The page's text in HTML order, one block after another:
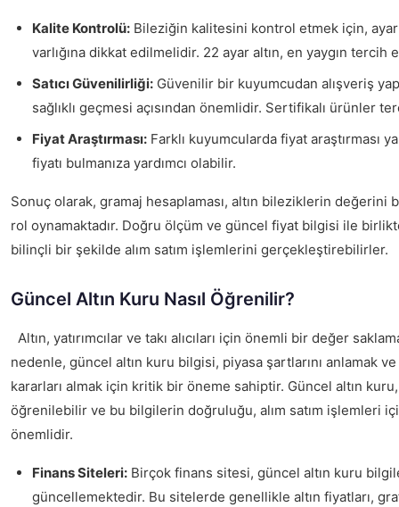
Kalite Kontrolü: Bileziğin kalitesini kontrol etmek için, ayar
varlığına dikkat edilmelidir. 22 ayar altın, en yaygın tercih
Satıcı Güvenilirliği: Güvenilir bir kuyumcudan alışveriş
sağlıklı geçmesi açısından önemlidir. Sertifikalı ürünler
Fiyat Araştırması: Farklı kuyumcularda fiyat araştırması
fiyatı bulmanıza yardımcı olabilir.
Sonuç olarak, gramaj hesaplaması, altın bileziklerin değerini
rol oynamaktadır. Doğru ölçüm ve güncel fiyat bilgisi ile
bilinçli bir şekilde alım satım işlemlerini gerçekleştirebilirler.
Güncel Altın Kuru Nasıl Öğrenilir?
Altın, yatırımcılar ve takı alıcıları için önemli bir değer
nedenle, güncel altın kuru bilgisi, piyasa şartlarını anlamak ve
kararları almak için kritik bir öneme sahiptir. Güncel altın
öğrenilebilir ve bu bilgilerin doğruluğu, alım satım işlemleri
önemlidir.
Finans Siteleri: Birçok finans sitesi, güncel altın kuru
güncellemektedir. Bu sitelerde genellikle altın fiyatları,